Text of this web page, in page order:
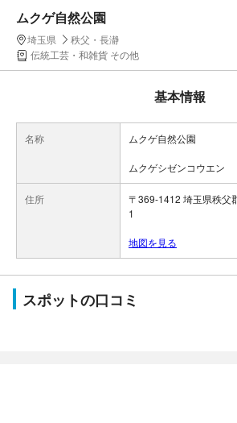
ムクゲ自然公園
埼玉県
秩父・長瀞
伝統工芸・和雑貨 その他
基本情報
名称 ムクゲ自然公園
ムクゲシゼンコウエン
住所
〒369-1412 埼玉県秩父
1
地図を見る
スポットの口コミ